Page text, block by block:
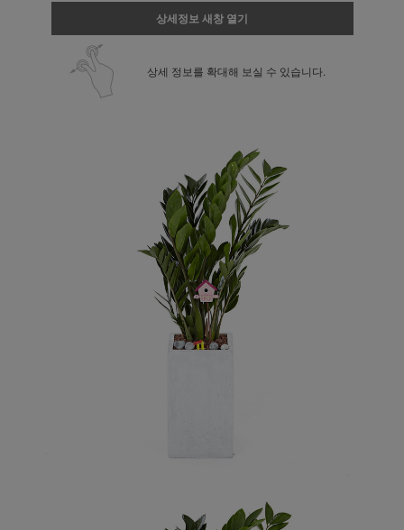
상세정보 새창 열기
상세 정보를 확대해 보실 수 있습니다.